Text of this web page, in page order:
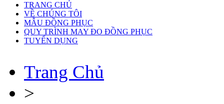
TRANG CHỦ
VỀ CHÚNG TÔI
MẪU ĐỒNG PHỤC
QUY TRÌNH MAY ĐO ĐỒNG PHỤC
TUYỂN DỤNG
Trang Chủ
>